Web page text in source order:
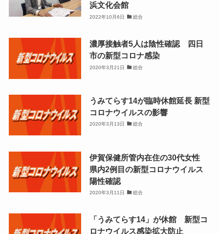
浜文化会館
2022年10月6日 総合
濃厚接触者5人は陰性確認 四日
市の新型コロナ感染
2020年3月21日 総合
うみてらす14が臨時休館延長 新型
コロナウイルスの影響
2020年3月13日 総合
伊賀保健所管内在住の30代女性
県内2例目の新型コロナウイルス
陽性確認
2020年3月11日 総合
「うみてらす14」が休館 新型コ
ロナウイルス感染拡大防止